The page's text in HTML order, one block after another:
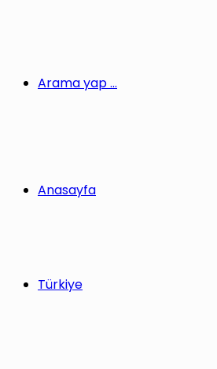
Arama yap ...
Anasayfa
Türkiye